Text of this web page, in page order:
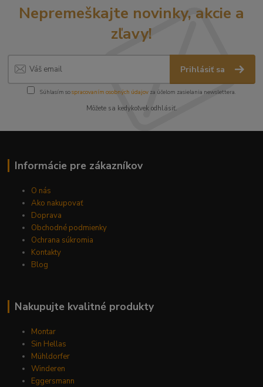
Nepremeškajte novinky, akcie a
zľavy!
Prihlásiť sa
Súhlasím sospracovaním osobných údajov za účelom zasielania newslettera.
Môžete sa kedykoľvek odhlásiť.
Informácie pre zákazníkov
O nás
Ako nakupovať
Doprava
Obchodné podmienky
Ochrana súkromia
Kontakty
Blog
Nakupujte kvalitné produkty
Montar
Sin Hellas
Mühldorfer
Winderen
Eggersmann